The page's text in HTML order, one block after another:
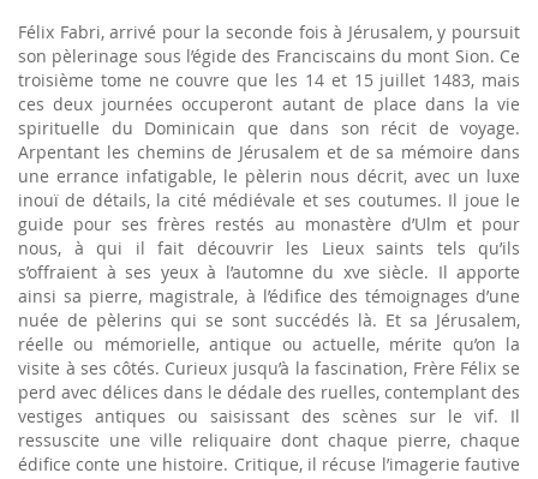
Félix Fabri, arrivé pour la seconde fois à Jérusalem, y poursuit
son pèlerinage sous l’égide des Franciscains du mont Sion. Ce
troisième tome ne couvre que les 14 et 15 juillet 1483, mais
ces deux journées occuperont autant de place dans la vie
spirituelle du Dominicain que dans son récit de voyage.
Arpentant les chemins de Jérusalem et de sa mémoire dans
une errance infatigable, le pèlerin nous décrit, avec un luxe
inouï de détails, la cité médiévale et ses coutumes. Il joue le
guide pour ses frères restés au monastère d’Ulm et pour
nous, à qui il fait découvrir les Lieux saints tels qu’ils
s’offraient à ses yeux à l’automne du xve siècle. Il apporte
ainsi sa pierre, magistrale, à l’édifice des témoignages d’une
nuée de pèlerins qui se sont succédés là. Et sa Jérusalem,
réelle ou mémorielle, antique ou actuelle, mérite qu’on la
visite à ses côtés. Curieux jusqu’à la fascination, Frère Félix se
perd avec délices dans le dédale des ruelles, contemplant des
vestiges antiques ou saisissant des scènes sur le vif. Il
ressuscite une ville reliquaire dont chaque pierre, chaque
édifice conte une histoire. Critique, il récuse l’imagerie fautive